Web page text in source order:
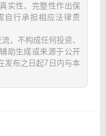
实性、完整性作出保
自行承担相应法律责
，不构成任何投资、
助生成或来源于公开
发布之日起7日内与本